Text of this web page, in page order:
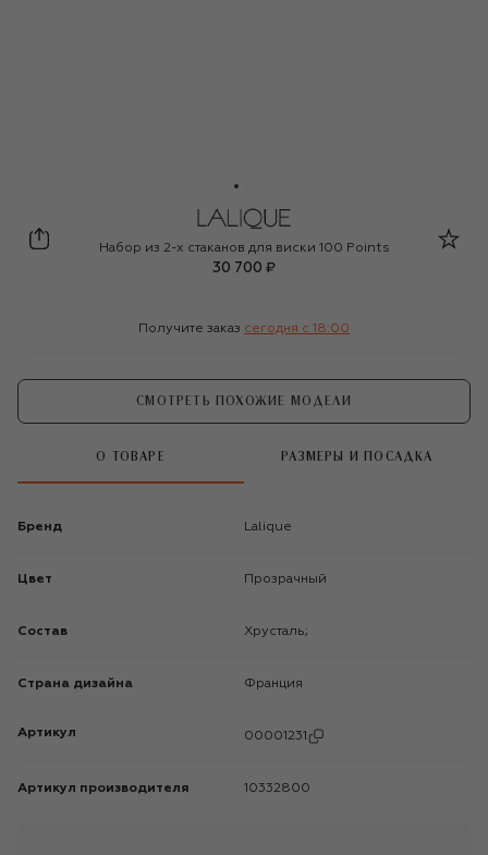
Lalique
Набор из 2-х стаканов для виски 100 Points
30 700 ₽
Получите заказ сегодня c 18:00
СМОТРЕТЬ ПОХОЖИЕ МОДЕЛИ
О ТОВАРЕ РАЗМЕРЫ И ПОСАДКА
Бренд Lalique
Цвет Прозрачный
Состав Хрусталь;
Страна дизайна Франция
Артикул 00001231
Артикул производителя 10332800